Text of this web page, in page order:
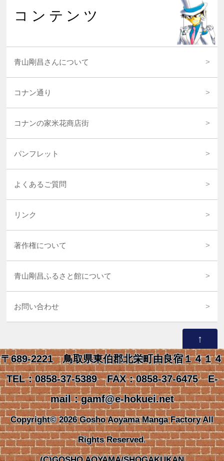
コンテンツ
青山剛昌さんについて
コナン通り
コナンの家米花商店街
パンフレット
よくあるご質問
リンク
著作権について
青山剛昌ふるさと館について
お問い合わせ
↑
〒689-2221 鳥取県東伯郡北栄町由良宿１４１４
TEL：0858-37-5389 FAX：0858-37-6475 E-
mail：gamf@e-hokuei.net
Copyright© 2026 Gosho Aoyama Manga Factory All
Rights Reserved.